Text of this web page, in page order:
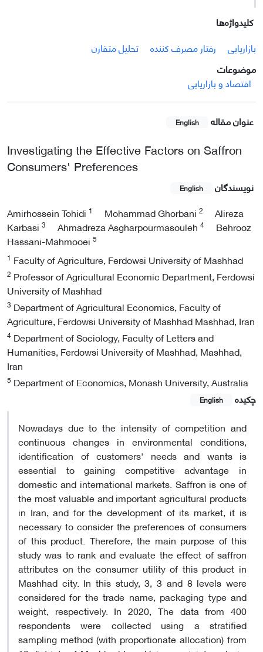
کلیدواژه‌ها
بازاریابی
رفتار مصرف کننده
تحلیل متقارن
موضوعات
اقتصاد و بازاریابی
عنوان مقاله English
Investigating the Effective Factors on Saffron
Consumers' Preferences
نویسندگان English
Amirhossein Tohidi 1 Mohammad Ghorbani 2
Alireza
Karbasi 3 Ahmadreza Asgharpourmasouleh 4
Behrooz
Hassani-Mahmooei 5
1 Faculty of Agriculture, Ferdowsi University of Mashhad
2 Professor of Agricultural Economic Department, Ferdowsi
University of Mashhad
3 Department of Agricultural Economics, Faculty of
Agriculture, Ferdowsi University of Mashhad Mashhad, Iran
4 Department of Sociology, Faculty of Letters and
Humanities, Ferdowsi University of Mashhad, Mashhad,
Iran
5 Department of Economics, Monash University, Australia
چکیده
English
Nowadays due to the intensity of competition and
continuous changes in environmental conditions,
identification of customers' needs and wants is
essential to gaining competitive advantage in
domestic and international markets. Saffron is one of
the most valuable and important agricultural products
in Iran, and for the development of its market, it is
necessary to consider the preferences of consumers
of this product. Therefore, the main purpose of this
study was to rank and evaluate the effect of saffron
attributes on the consumer utility of this product in
Mashhad city. In this study, 3, 3 and 8 levels were
considered for the trade name, packaging type and
weight, respectively. In 2020, The data from 400
respondents were collected using a stratified
sampling method (with proportionate allocation) from